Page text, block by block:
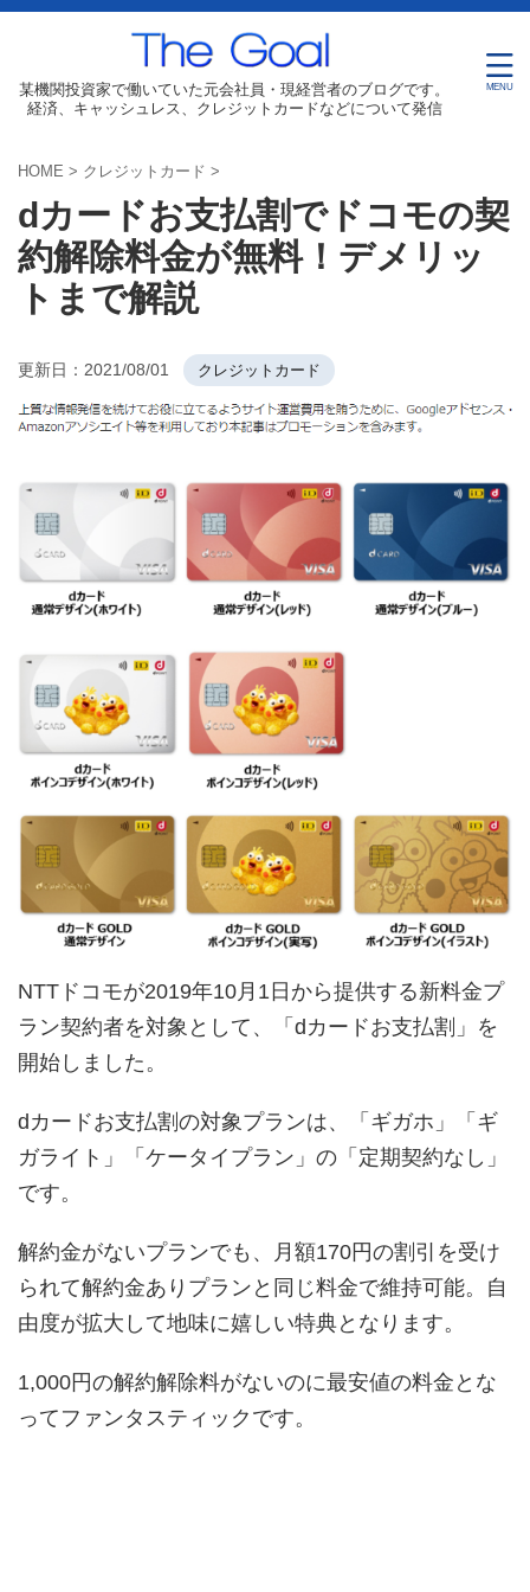
某機関投資家で働いていた元会社員・現経営者のブログです。
経済、キャッシュレス、クレジットカードなどについて発信
HOME > クレジットカード >
dカードお支払割でドコモの契
約解除料金が無料！デメリッ
トまで解説
更新日： 2021/08/01 クレジットカード
NTTドコモが2019年10月1日から提供する新料金プ
ラン契約者を対象として、「dカードお支払割」を
開始しました。
dカードお支払割の対象プランは、「ギガホ」「ギ
ガライト」「ケータイプラン」の「定期契約なし」
です。
解約金がないプランでも、月額170円の割引を受け
られて解約金ありプランと同じ料金で維持可能。自
由度が拡大して地味に嬉しい特典となります。
1,000円の解約解除料がないのに最安値の料金とな
ってファンタスティックです。